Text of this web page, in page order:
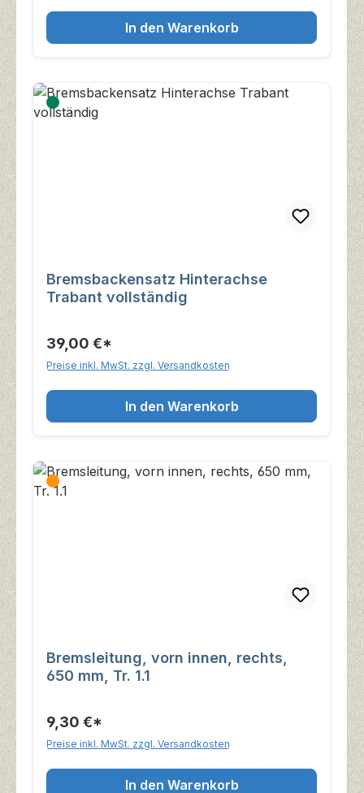
In den Warenkorb
Bremsbackensatz Hinterachse
Trabant vollständig
39,00 €*
Preise inkl. MwSt. zzgl. Versandkosten
In den Warenkorb
Bremsleitung, vorn innen, rechts,
650 mm, Tr. 1.1
9,30 €*
Preise inkl. MwSt. zzgl. Versandkosten
In den Warenkorb